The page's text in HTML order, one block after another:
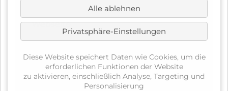
Webseite
Pflichtfeld
Sicherheitsfrage*
Alle ablehnen
Privatsphäre-Einstellungen
Diese Website speichert Daten wie Cookies, um die
erforderlichen Funktionen der Website
zu aktivieren, einschließlich Analyse, Targeting und
Personalisierung